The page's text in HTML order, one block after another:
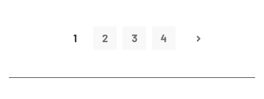
1 2 3 4